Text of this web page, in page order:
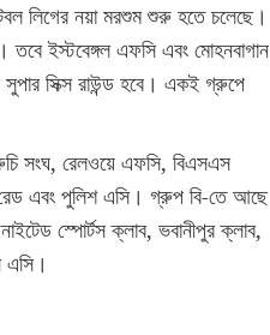
লিগের নয়া মরশুম শুরু হতে চলেছে।
ইস্টবেঙ্গল এফসি এবং মোহনবাগান
সুপার সিক্স রাউন্ড হবে। একই গ্রুপে
সংঘ, রেলওয়ে এফসি, বিএসএস
রেড এবং পুলিশ এসি। গ্রুপ বি-তে আছে
স্পোর্টস ক্লাব, ভবানীপুর ক্লাব,
এসি।